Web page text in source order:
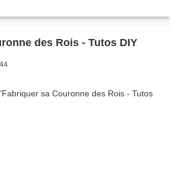
des Rois - Tutos DIY